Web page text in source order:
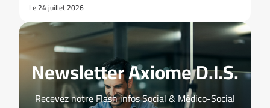
Le 24 juillet 2026
Newsletter Axiome D.I.S.
Recevez notre Flash infos Social & Médico-Social